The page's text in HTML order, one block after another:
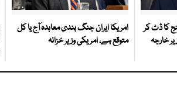
کا ڈٹ کر
خارجہ
امریکا ایران جنگ بندی معاہدہ آج یا کل
متوقع ہے، امریکی وزیر خزانہ